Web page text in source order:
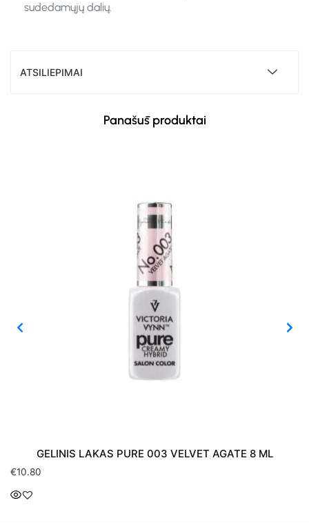
sudedamųjų dalių.
ATSILIEPIMAI
Panašūs produktai
GELINIS LAKAS PURE 003 VELVET AGATE 8 ML
€10.80